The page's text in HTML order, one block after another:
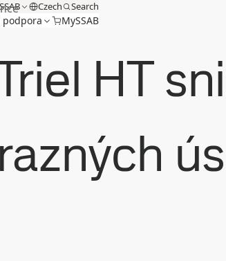
SSAB Czech Search
podpora MySSAB
HT